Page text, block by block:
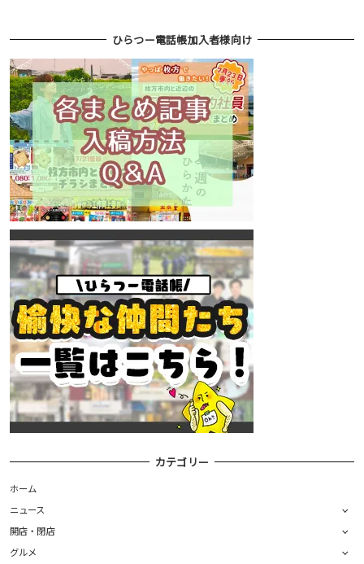
ひらつー電話帳加入者様向け
カテゴリー
ホーム
ニュース
開店・閉店
グルメ